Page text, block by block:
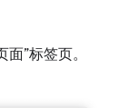
”标签页。